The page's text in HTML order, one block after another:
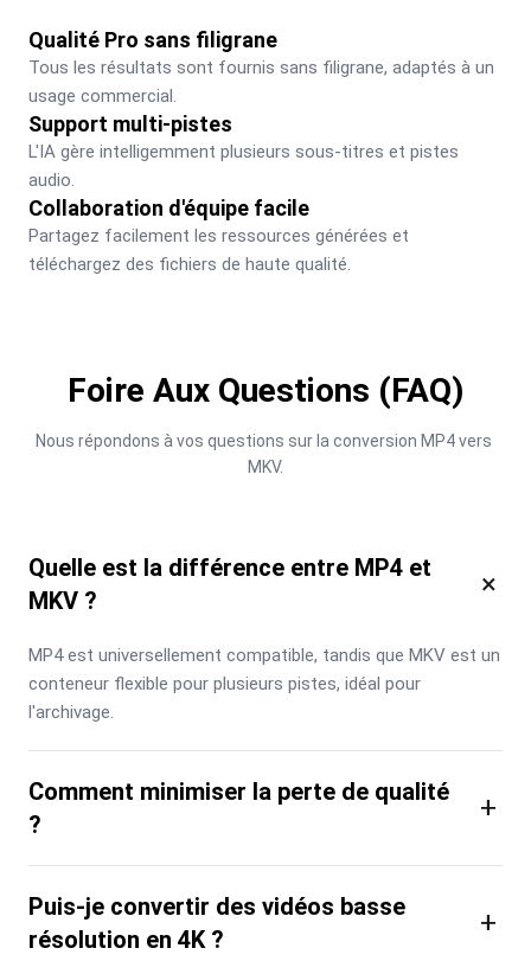
Qualité Pro sans filigrane
Tous les résultats sont fournis sans filigrane, adaptés à un
usage commercial.
Support multi-pistes
L'IA gère intelligemment plusieurs sous-titres et pistes
audio.
Collaboration d'équipe facile
Partagez facilement les ressources générées et
téléchargez des fichiers de haute qualité.
Foire Aux Questions (FAQ)
Nous répondons à vos questions sur la conversion MP4 vers
MKV.
Quelle est la différence entre MP4 et
MKV ?
×
MP4 est universellement compatible, tandis que MKV est un
conteneur flexible pour plusieurs pistes, idéal pour
l'archivage.
Comment minimiser la perte de qualité
?
+
Puis-je convertir des vidéos basse
résolution en 4K ?
+